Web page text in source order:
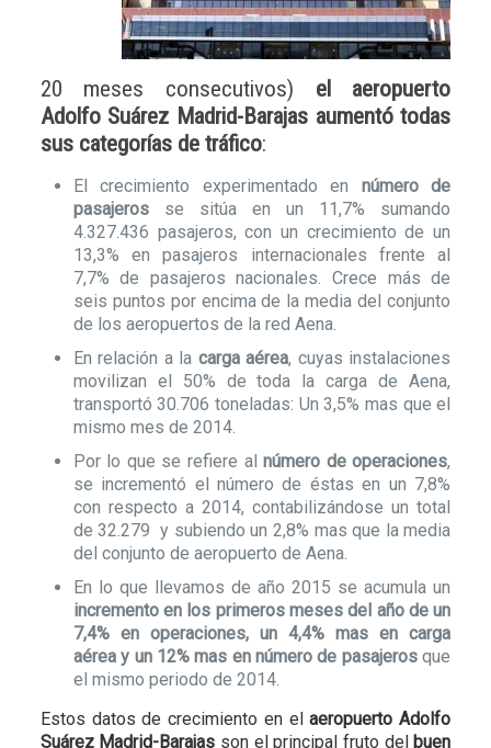
20 meses consecutivos) el aeropuerto
Adolfo Suárez Madrid-Barajas aumentó todas
sus categorías de tráfico:
El crecimiento experimentado en número de
pasajerosse sitúa en un 11,7% sumando
4.327.436 pasajeros, con un crecimiento de un
13,3% en pasajeros internacionales frente al
7,7% de pasajeros nacionales. Crece más de
seis puntos por encima de la media del conjunto
de los aeropuertos de la red Aena.
En relación a la carga aérea, cuyas instalaciones
movilizan el 50% de toda la carga de Aena,
transportó 30.706 toneladas: Un 3,5% mas que el
mismo mes de 2014.
Por lo que se refiere alnúmero de operaciones,
se incrementó el número de éstas en un 7,8%
con respecto a 2014, contabilizándose un total
de 32.279 y subiendo un 2,8% mas que la media
del conjunto de aeropuerto de Aena.
En lo que llevamos de año 2015 se acumula un
incremento en los primeros meses del año de un
7,4% en operaciones, un 4,4% mas en carga
aérea y un 12% mas en número de pasajerosque
el mismo periodo de 2014.
Estos datos de crecimiento en elaeropuerto Adolfo
Suárez Madrid-Barajas son el principal fruto del buen